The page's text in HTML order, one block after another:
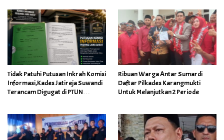
Tidak Patuhi Putusan Inkrah Komisi
Informasi,Kades Jatireja Suwandi
Terancam Digugat di PTUN
Ribuan Warga Antar Sumardi
Daftar Pilkades Karangmukti
Untuk Melanjutkan 2 Periode